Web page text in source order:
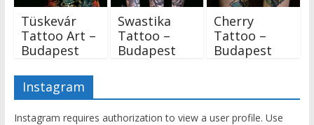
Tüskevár
Tattoo Art –
Budapest
Swastika
Tattoo –
Budapest
Cherry
Tattoo –
Budapest
Instagram
Instagram requires authorization to view a user profile. Use